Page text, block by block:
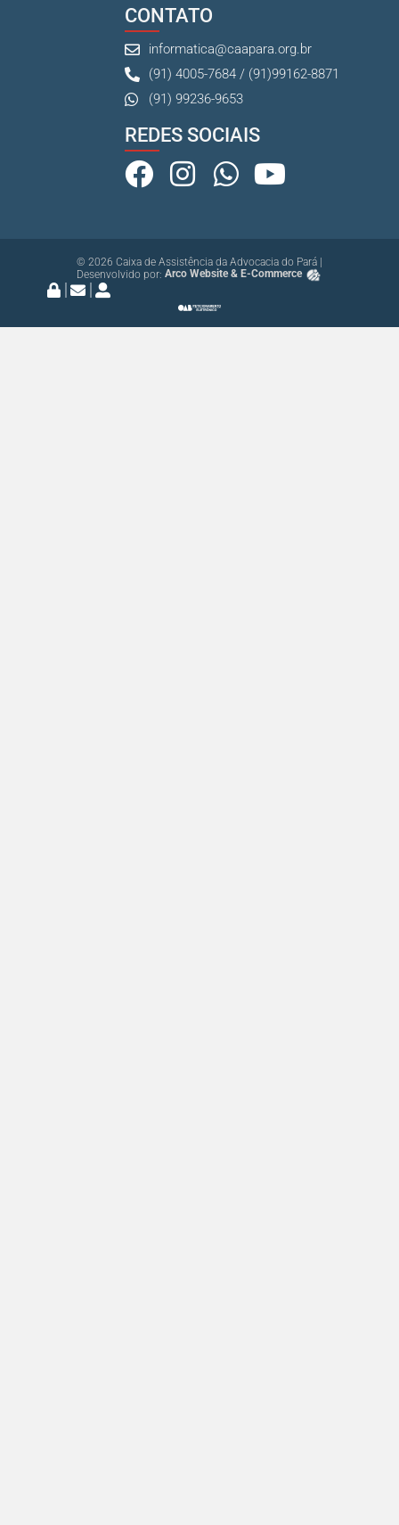
CONTATO
informatica@caapara.org.br
(91) 4005-7684 / (91)99162-8871
(91) 99236-9653
REDES SOCIAIS
© 2026 Caixa de Assistência da Advocacia do Pará |
Desenvolvido por: Arco Website & E-Commerce